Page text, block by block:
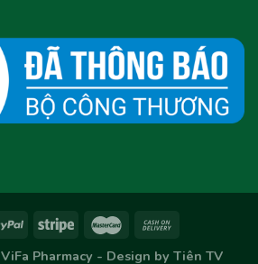
ViFa Pharmacy - Design by Tiên TV